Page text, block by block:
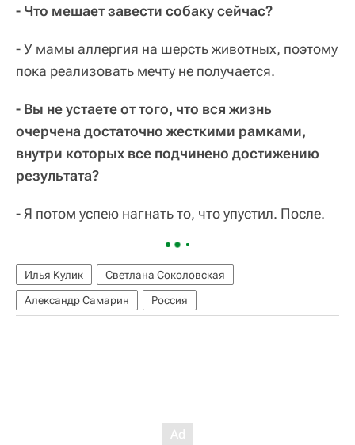
- Что мешает завести собаку сейчас?
- У мамы аллергия на шерсть животных, поэтому
пока реализовать мечту не получается.
- Вы не устаете от того, что вся жизнь
очерчена достаточно жесткими рамками,
внутри которых все подчинено достижению
результата?
- Я потом успею нагнать то, что упустил. После.
Илья Кулик
Светлана Соколовская
Александр Самарин
Россия